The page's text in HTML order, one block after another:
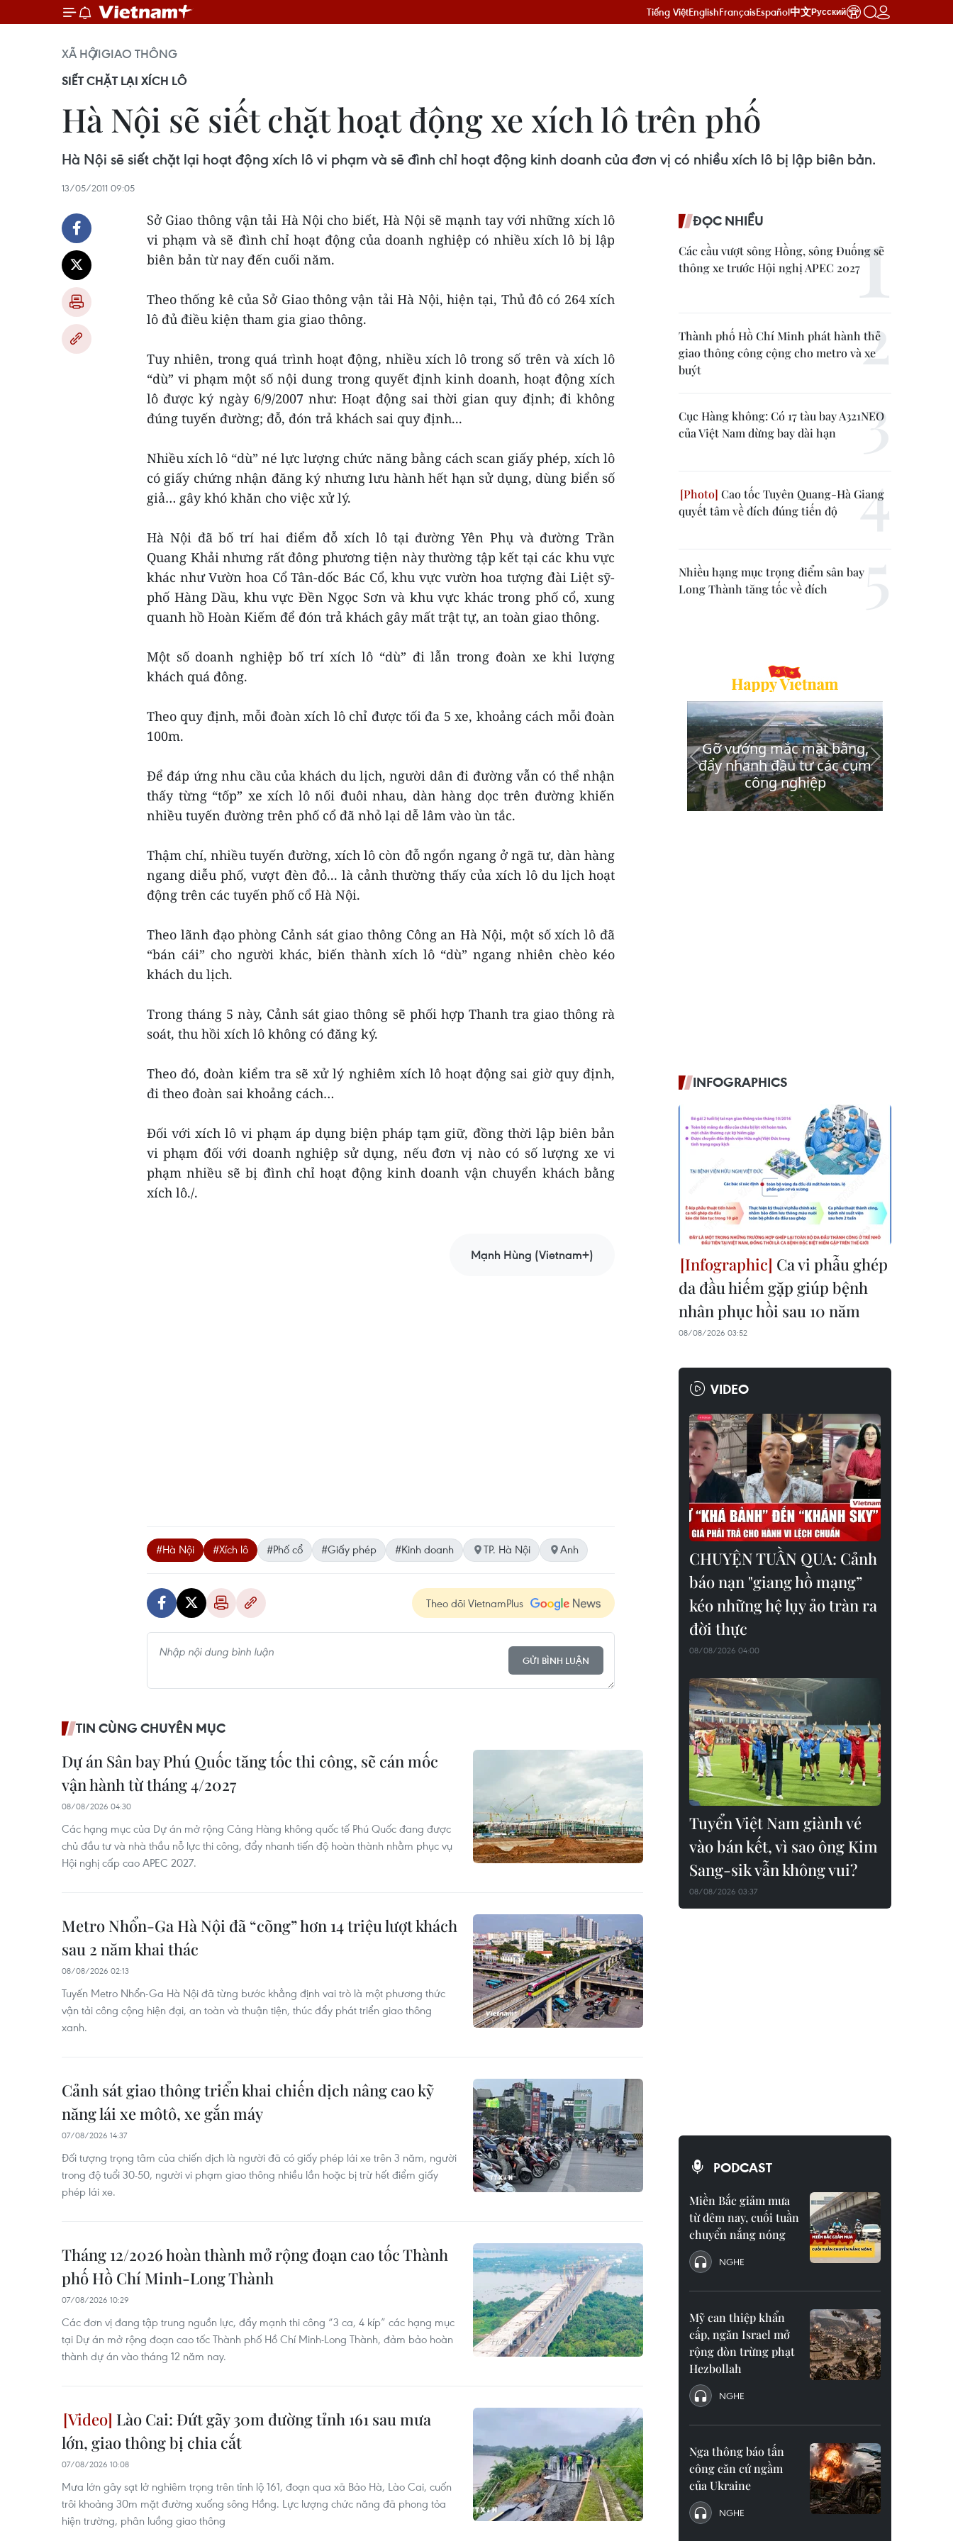
Tiếng ViệtEnglishFrançaisEspañol中文Русский
XÃ HỘIGIAO THÔNG
SIẾT CHẶT LẠI XÍCH LÔ
Hà Nội sẽ siết chặt hoạt động xe xích lô trên phố
Hà Nội sẽ siết chặt lại hoạt động xích lô vi phạm và sẽ đình chỉ hoạt động kinh doanh của đơn vị có nhiều xích lô bị lập biên bản.
13/05/2011 09:05
Sở Giao thông vận tải Hà Nội cho biết, Hà Nội sẽ mạnh tay với những xích lô
vi phạm và sẽ đình chỉ hoạt động của doanh nghiệp có nhiều xích lô bị lập
biên bản từ nay đến cuối năm.
Theo thống kê của Sở Giao thông vận tải Hà Nội, hiện tại, Thủ đô có 264 xích
lô đủ điều kiện tham gia giao thông.
Tuy nhiên, trong quá trình hoạt động, nhiều xích lô trong số trên và xích lô
“dù” vi phạm một số nội dung trong quyết định kinh doanh, hoạt động xích
lô được ký ngày 6/9/2007 như: Hoạt động sai thời gian quy định; đi không
đúng tuyến đường; đỗ, đón trả khách sai quy định...
Nhiều xích lô “dù” né lực lượng chức năng bằng cách scan giấy phép, xích lô
có giấy chứng nhận đăng ký nhưng lưu hành hết hạn sử dụng, dùng biển số
giả… gây khó khăn cho việc xử lý.
Hà Nội đã bố trí hai điểm đỗ xích lô tại đường Yên Phụ và đường Trần
Quang Khải nhưng rất đông phương tiện này thường tập kết tại các khu vực
khác như Vườn hoa Cổ Tân-dốc Bác Cổ, khu vực vườn hoa tượng đài Liệt sỹ-
phố Hàng Dầu, khu vực Đền Ngọc Sơn và khu vực khác trong phố cổ, xung
quanh hồ Hoàn Kiếm để đón trả khách gây mất trật tự, an toàn giao thông.
Một số doanh nghiệp bố trí xích lô “dù” đi lẫn trong đoàn xe khi lượng
khách quá đông.
Theo quy định, mỗi đoàn xích lô chỉ được tối đa 5 xe, khoảng cách mỗi đoàn
100m.
Để đáp ứng nhu cầu của khách du lịch, người dân đi đường vẫn có thể nhận
thấy từng “tốp” xe xích lô nối đuôi nhau, dàn hàng dọc trên đường khiến
nhiều tuyến đường trên phố cổ đã nhỏ lại dễ lâm vào ùn tắc.
Thậm chí, nhiều tuyến đường, xích lô còn đỗ ngổn ngang ở ngã tư, dàn hàng
ngang diễu phố, vượt đèn đỏ... là cảnh thường thấy của xích lô du lịch hoạt
động trên các tuyến phố cổ Hà Nội.
Theo lãnh đạo phòng Cảnh sát giao thông Công an Hà Nội, một số xích lô đã
“bán cái” cho người khác, biến thành xích lô “dù” ngang nhiên chèo kéo
khách du lịch.
Trong tháng 5 này, Cảnh sát giao thông sẽ phối hợp Thanh tra giao thông rà
soát, thu hồi xích lô không có đăng ký.
Theo đó, đoàn kiểm tra sẽ xử lý nghiêm xích lô hoạt động sai giờ quy định,
đi theo đoàn sai khoảng cách…
Đối với xích lô vi phạm áp dụng biện pháp tạm giữ, đồng thời lập biên bản
vi phạm đối với doanh nghiệp sử dụng, nếu đơn vị nào có số lượng xe vi
phạm nhiều sẽ bị đình chỉ hoạt động kinh doanh vận chuyển khách bằng
xích lô./.
Mạnh Hùng (Vietnam+)
#Hà Nội #Xích lô #Phố cổ #Giấy phép #Kinh doanh TP. Hà Nội Anh
Theo dõi VietnamPlus
GỬI BÌNH LUẬN
TIN CÙNG CHUYÊN MỤC
Dự án Sân bay Phú Quốc tăng tốc thi công, sẽ cán mốc
vận hành từ tháng 4/2027
08/08/2026 04:30
Các hạng mục của Dự án mở rộng Cảng Hàng không quốc tế Phú Quốc đang được
chủ đầu tư và nhà thầu nỗ lực thi công, đẩy nhanh tiến độ hoàn thành nhằm phục vụ
Hội nghị cấp cao APEC 2027.
Metro Nhổn-Ga Hà Nội đã “cõng” hơn 14 triệu lượt khách
sau 2 năm khai thác
08/08/2026 02:13
Tuyến Metro Nhổn-Ga Hà Nội đã từng bước khẳng định vai trò là một phương thức
vận tải công cộng hiện đại, an toàn và thuận tiện, thúc đẩy phát triển giao thông
xanh.
Cảnh sát giao thông triển khai chiến dịch nâng cao kỹ
năng lái xe môtô, xe gắn máy
07/08/2026 14:37
Đối tượng trọng tâm của chiến dịch là người đã có giấy phép lái xe trên 3 năm, người
trong độ tuổi 30-50, người vi phạm giao thông nhiều lần hoặc bị trừ hết điểm giấy
phép lái xe.
Tháng 12/2026 hoàn thành mở rộng đoạn cao tốc Thành
phố Hồ Chí Minh-Long Thành
07/08/2026 10:29
Các đơn vị đang tập trung nguồn lực, đẩy mạnh thi công “3 ca, 4 kíp” các hạng mục
tại Dự án mở rộng đoạn cao tốc Thành phố Hồ Chí Minh-Long Thành, đảm bảo hoàn
thành dự án vào tháng 12 năm nay.
Lào Cai: Đứt gãy 30m đường tỉnh 161 sau mưa
lớn, giao thông bị chia cắt
07/08/2026 10:08
Mưa lớn gây sạt lở nghiêm trọng trên tỉnh lộ 161, đoạn qua xã Bảo Hà, Lào Cai, cuốn
trôi khoảng 30m mặt đường xuống sông Hồng. Lực lượng chức năng đã phong tỏa
hiện trường, phân luồng giao thông
ĐỌC NHIỀU
Các cầu vượt sông Hồng, sông Đuống sẽ
thông xe trước Hội nghị APEC 2027
Thành phố Hồ Chí Minh phát hành thẻ
giao thông công cộng cho metro và xe
buýt
Cục Hàng không: Có 17 tàu bay A321NEO
của Việt Nam dừng bay dài hạn
Cao tốc Tuyên Quang-Hà Giang
quyết tâm về đích đúng tiến độ
Nhiều hạng mục trọng điểm sân bay
Long Thành tăng tốc về đích
INFOGRAPHICS
Ca vi phẫu ghép
da đầu hiếm gặp giúp bệnh
nhân phục hồi sau 10 năm
08/08/2026 03:52
VIDEO
CHUYỆN TUẦN QUA: Cảnh
báo nạn "giang hồ mạng”
kéo những hệ lụy ảo tràn ra
đời thực
08/08/2026 04:00
Tuyển Việt Nam giành vé
vào bán kết, vì sao ông Kim
Sang-sik vẫn không vui?
08/08/2026 03:37
PODCAST
Miền Bắc giảm mưa
từ đêm nay, cuối tuần
chuyển nắng nóng
NGHE
Mỹ can thiệp khẩn
cấp, ngăn Israel mở
rộng đòn trừng phạt
Hezbollah
NGHE
Nga thông báo tấn
công căn cứ ngầm
của Ukraine
NGHE